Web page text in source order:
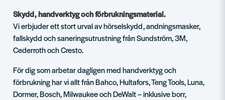
Skydd, handverktyg och förbrukningsmaterial.
Vi erbjuder ett stort urval av hörselskydd, andningsmasker,
fallskydd och saneringsutrustning från Sundström, 3M,
Cederroth och Cresto.
För dig som arbetar dagligen med handverktyg och
förbrukning har vi allt från Bahco, Hultafors, Teng Tools, Luna,
Dormer, Bosch, Milwaukee och DeWalt – inklusive borr,